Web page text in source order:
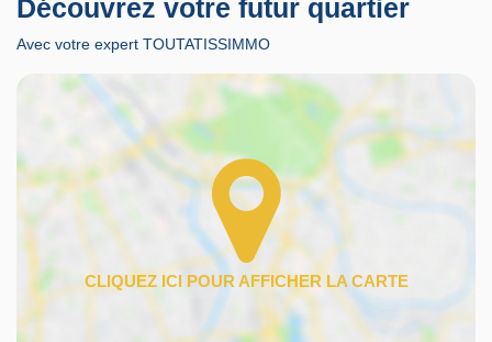
Découvrez votre futur quartier
Avec votre expert TOUTATISSIMMO